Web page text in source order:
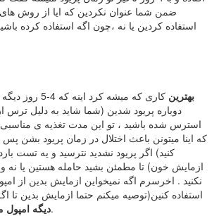
ضمن شما عنوان نکردین که ایا از روش
استفاده کردین یا نه ،چون اگه استفاده کرده
بهترین
کاری که میشه کرد
دوباره پریود شدین (شما شاید به دلیل ترس
استرس شده باشید ، تو این مدت تغذیه ی مناسبی
که اینا میتونن باعث اختلال در زمان پریود بشن پس
کنید) اگر پریود نشدید نترسید و یه تست
ازمایش خون) تا مطمئن بشید حامله هستین یا نه
نکنید . اخرسرم اگه نمیخواین ازمایش بدین از
استفاده کنین(توصیه میکنم حتما ازمایش بدین تا
دیگه).